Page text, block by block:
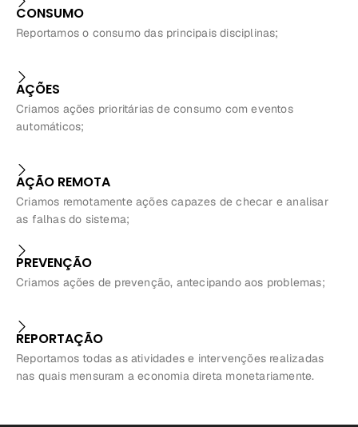
CONSUMO
Reportamos o consumo das principais disciplinas;
AÇÕES
Criamos ações prioritárias de consumo com eventos
automáticos;
AÇÃO REMOTA
Criamos remotamente ações capazes de checar e analisar
as falhas do sistema;
PREVENÇÃO
Criamos ações de prevenção, antecipando aos problemas;
REPORTAÇÃO
Reportamos todas as atividades e intervenções realizadas
nas quais mensuram a economia direta monetariamente.